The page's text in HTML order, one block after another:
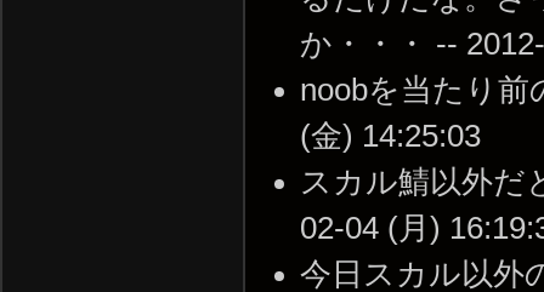
か・・・ --
noobを当たり前
(金) 14:25:03
スカル鯖以外だ
02-04 (月)
今日スカル以外